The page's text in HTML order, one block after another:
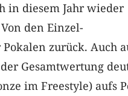
in diesem Jahr wieder
den Einzel-
zurück. Auch
Gesamtwertung
im Freestyle) aufs